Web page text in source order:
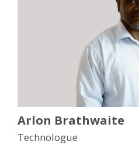
Arlon Brathwaite
Technologue